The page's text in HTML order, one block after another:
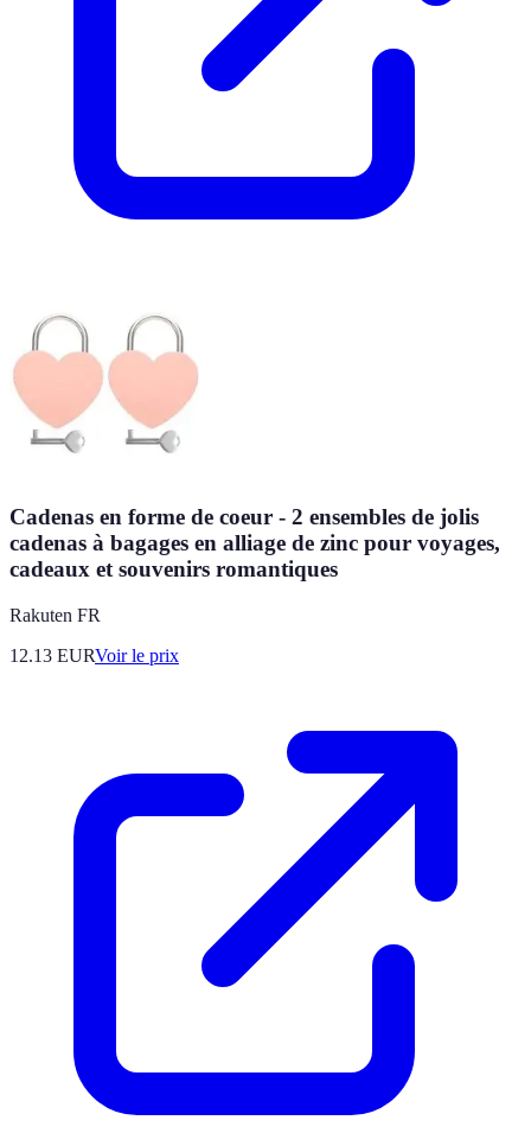
Cadenas en forme de coeur - 2 ensembles de jolis
cadenas à bagages en alliage de zinc pour voyages,
cadeaux et souvenirs romantiques
Rakuten FR
12.13 EURVoir le prix